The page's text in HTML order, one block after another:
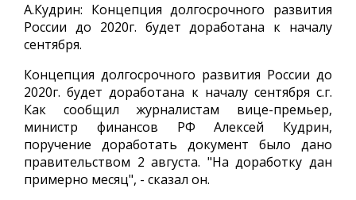
А.Кудрин: Концепция долгосрочного развития
России до 2020г. будет доработана к началу
сентября.
Концепция долгосрочного развития России до
2020г. будет доработана к началу сентября с.г.
Как сообщил журналистам вице-премьер,
министр финансов РФ Алексей Кудрин,
поручение доработать документ было дано
правительством 2 августа. "На доработку дан
примерно месяц", - сказал он.